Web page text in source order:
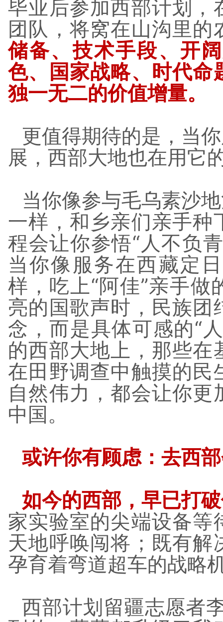
毕业后参加西部计划，
团队，将窝在山沟里
储备、技术手段、开
色、国家战略、时代命
独一无二的价值增量。
更值得期待的是，当
展，西部大地也在用它
当你像参与毛乌素沙
一样，和乡亲们亲手
程会让你参悟“人不负
当你像服务在西藏定
样，吃上“阿佳”亲手
亮的国歌声时，民族
念，而是具体可感的“
的西部大地上，那些
在田野调查中触摸的民
自然伟力，都会让你
中国。
或许你有顾虑：去西
如今的西部，早已打
家实验室的尖端设备
天地呼唤闯将；既有
孕育着弯道超车的战略
西部计划留疆志愿者